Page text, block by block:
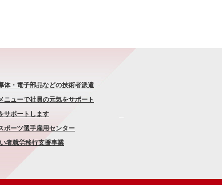
体・電子部品などの技術者派遣
ニューで社員の元気をサポート
サポートします
ポーツ選手雇用センター
者就労移行支援事業